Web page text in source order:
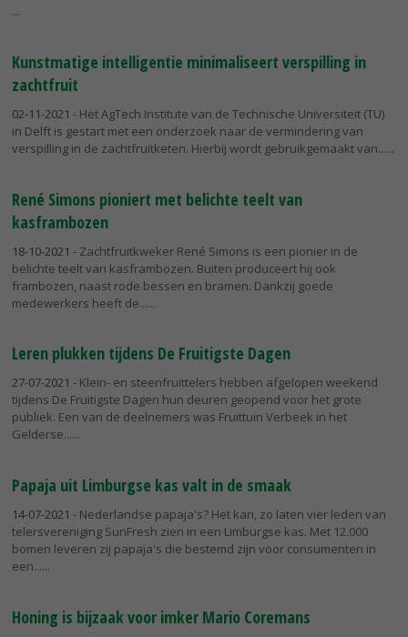
Kunstmatige intelligentie minimaliseert verspilling in
zachtfruit
02-11-2021 - Het AgTech Institute van de Technische Universiteit (TU)
in Delft is gestart met een onderzoek naar de vermindering van
verspilling in de zachtfruitketen. Hierbij wordt gebruikgemaakt van...
René Simons pioniert met belichte teelt van
kasframbozen
18-10-2021 - Zachtfruitkweker René Simons is een pionier in de
belichte teelt van kasframbozen. Buiten produceert hij ook
frambozen, naast rode bessen en bramen. Dankzij goede
medewerkers heeft de...
Leren plukken tijdens De Fruitigste Dagen
27-07-2021 - Klein- en steenfruittelers hebben afgelopen weekend
tijdens De Fruitigste Dagen hun deuren geopend voor het grote
publiek. Een van de deelnemers was Fruittuin Verbeek in het
Gelderse...
Papaja uit Limburgse kas valt in de smaak
14-07-2021 - Nederlandse papaja's? Het kan, zo laten vier leden van
telersvereniging SunFresh zien in een Limburgse kas. Met 12.000
bomen leveren zij papaja's die bestemd zijn voor consumenten in
een...
Honing is bijzaak voor imker Mario Coremans